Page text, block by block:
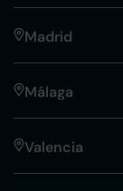
Madrid
Málaga
Valencia